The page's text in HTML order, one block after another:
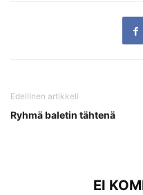
Edellinen artikkeli
Ryhmä baletin tähtenä
EI